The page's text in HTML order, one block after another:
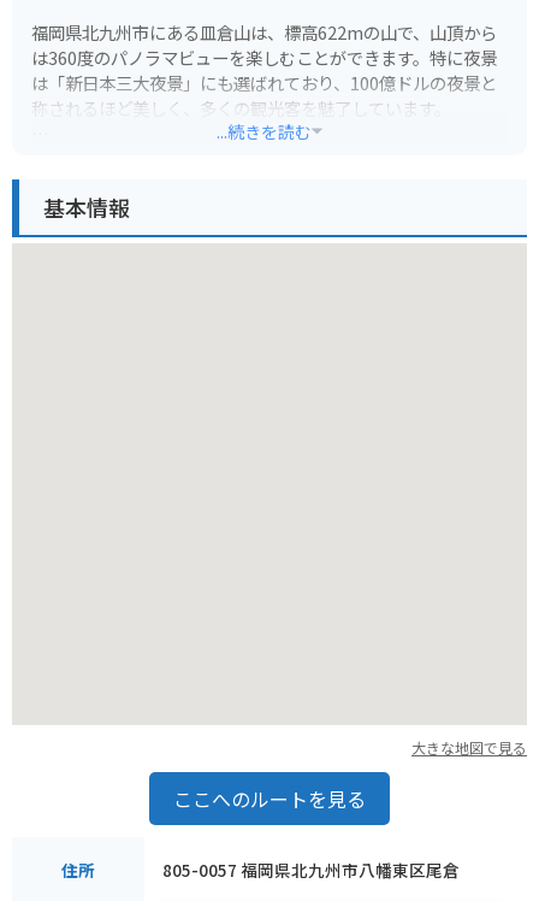
福岡県北九州市にある皿倉山は、標高622mの山で、山頂から
は360度のパノラマビューを楽しむことができます。特に夜景
は「新日本三大夜景」にも選ばれており、100億ドルの夜景と
称されるほど美しく、多くの観光客を魅了しています。
スで自然を感じながら登ることも可能です。山頂には展望台や
レストラン、カフェがあり、景色を眺めながらゆっくりと過ご
...続きを読む
基本情報
大きな地図で見る
ここへのルートを見る
住所 805-0057 福岡県北九州市八幡東区尾倉